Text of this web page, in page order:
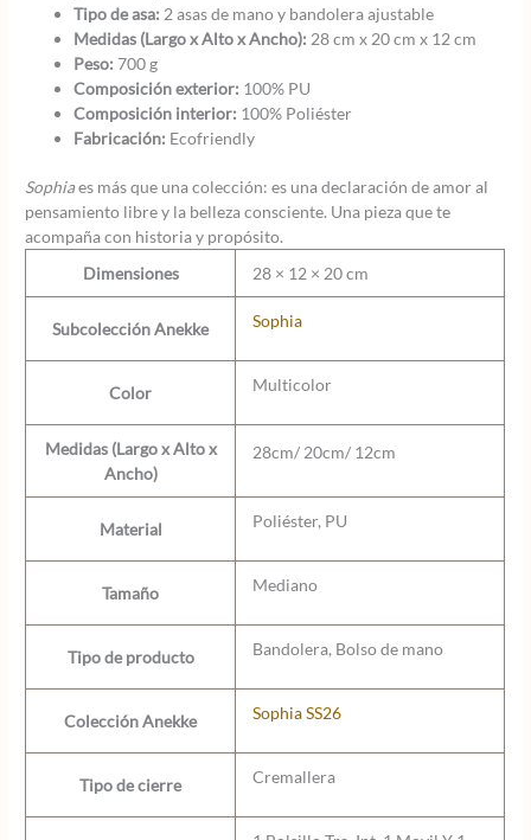
Tipo de asa: 2 asas de mano y bandolera ajustable
Medidas (Largo x Alto x Ancho): 28 cm x 20 cm x 12 cm
Peso: 700 g
Composición exterior: 100% PU
Composición interior: 100% Poliéster
Fabricación: Ecofriendly
Sophiaes más que una colección: es una declaración de amor al
pensamiento libre y la belleza consciente. Una pieza que te
acompaña con historia y propósito.
Dimensiones
28 × 12 × 20 cm
Subcolección Anekke Sophia
Color Multicolor
Medidas (Largo x Alto x
Ancho)
28cm/ 20cm/ 12cm
Material Poliéster, PU
Tamaño Mediano
Tipo de producto Bandolera, Bolso de mano
Colección Anekke Sophia SS26
Tipo de cierre Cremallera